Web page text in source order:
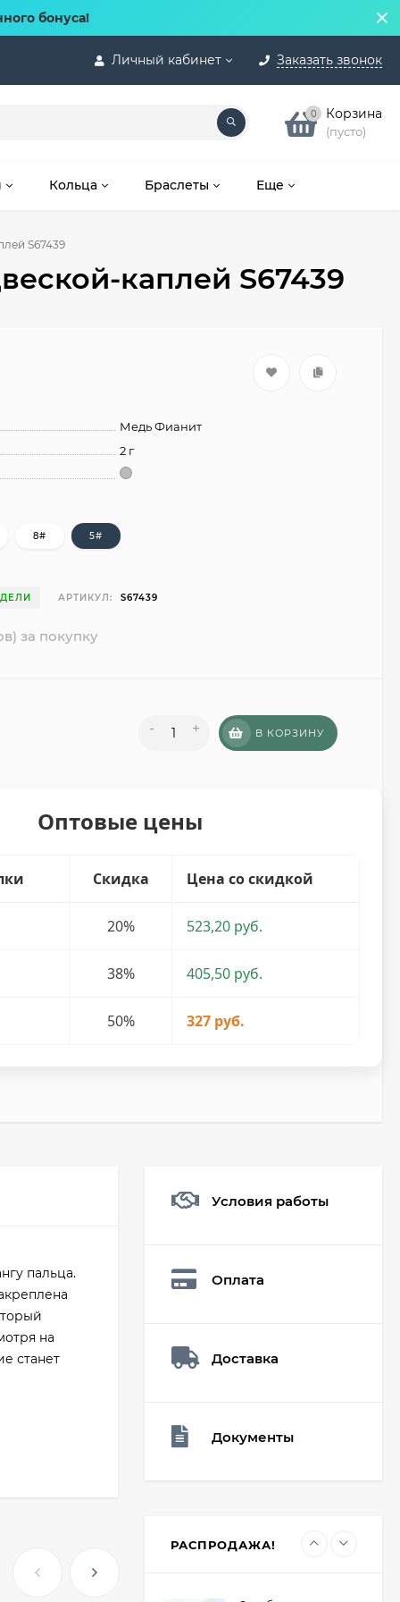
бонуса!
Личный кабинет Заказать звонок
0 Корзина
(пусто)
Кольца Браслеты Еще
S67439
каплей S67439
Медь Фианит
2 г
8# 5#
АРТИКУЛ: S67439
за покупку
- + В КОРЗИНУ
Оптовые цены
Скидка Цена со скидкой
20% 523,20 руб.
38% 405,50 руб.
50% 327 руб.
пальца.
на
станет
Условия работы
Оплата
Доставка
Документы
РАСПРОДАЖА!
19₽
Мешочек (5*7см)